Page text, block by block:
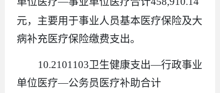
元， 主要用于事业人员基本医疗保险及大
病补充医疗保险缴费支出。
10.2101103卫生健康支出—行政事业
单位医疗—公务员医疗补助合计